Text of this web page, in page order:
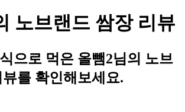
노브랜드 쌈장 리뷰
으로 먹은 올뺌2님의 노브
를 확인해보세요.